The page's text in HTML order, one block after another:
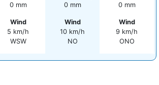
0 mm
Wind
5 km/h
WSW
0 mm
Wind
10 km/h
NO
0 mm
Wind
9 km/h
ONO